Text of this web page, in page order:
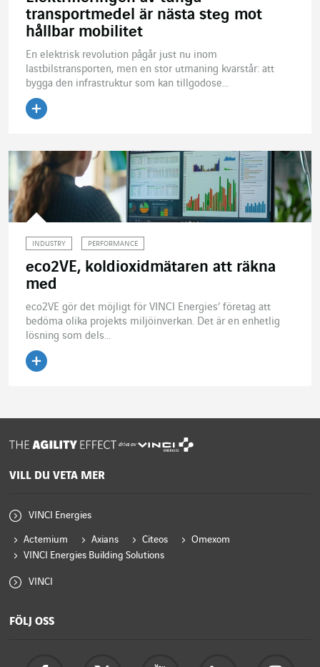
transportmedel är nästa steg mot
hållbar mobilitet
En elektrisk revolution pågår just nu inom
lastbilstransporten, men en stor utmaning kvarstår: att
bygga den infrastruktur som kan tillgodose...
INDUSTRY PERFORMANCE
eco2VE, koldioxidmätaren att räkna
med
eco2VE gör det möjligt för VINCI Energies’ företag att
bedöma olika projekts miljöinverkan. Det är en enhetlig
lösning som dels...
drivs av
VILL DU VETA MER
VINCI Energies
Actemium Axians Citeos
Omexom
VINCI Energies Building Solutions
VINCI
FÖLJ OSS